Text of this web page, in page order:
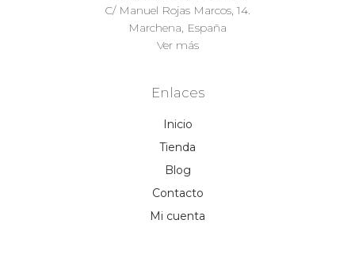
C/ Manuel Rojas Marcos, 14.
Marchena, España
Ver más
Enlaces
Inicio
Tienda
Blog
Contacto
Mi cuenta